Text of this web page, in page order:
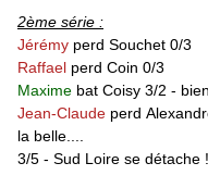
2ème série :
Jérémy perd Souchet 0/3
Raffael perd Coin 0/3
Maxime bat Coisy 3/2 -
Jean-Claude perd
la belle....
3/5 - Sud Loire se détache !